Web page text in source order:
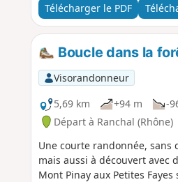
Télécharger le PDF
Boucle dans la
Visorandonneur
5,69 km
+94 m -
Départ à Ranchal (Rhône)
Une courte randonnée, sans
mais aussi à découvert avec
Mont Pinay aux Petites